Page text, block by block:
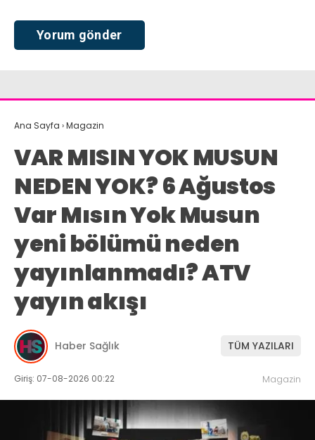
Ana Sayfa ›Magazin
VAR MISIN YOK MUSUN
NEDEN YOK? 6 Ağustos
Var Mısın Yok Musun
yeni bölümü neden
yayınlanmadı? ATV
yayın akışı
Haber Sağlık TÜM YAZILARI
Giriş: 07-08-2026 00:22 Magazin